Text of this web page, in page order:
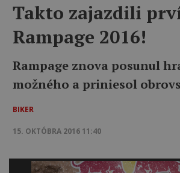
Takto zajazdili
Rampage 2016!
Rampage znova posunul
možného a priniesol
BIKER
15. OKTÓBRA 2016 11:40